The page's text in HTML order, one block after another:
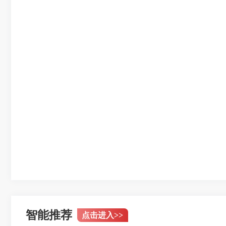
智能推荐 点击进入>>